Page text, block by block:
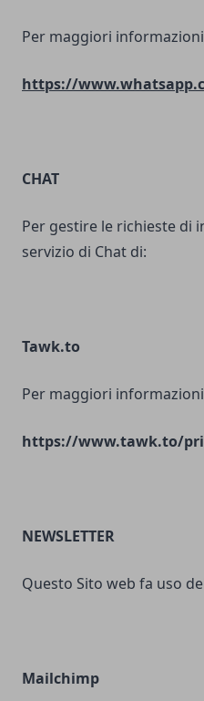
Per maggiori
https://
CHAT
Per gestire le richieste di
servizio di Chat di:
Tawk.to
Per maggiori
https://www.tawk.to/
NEWSLETTER
Questo Sito web fa uso
Mailchimp